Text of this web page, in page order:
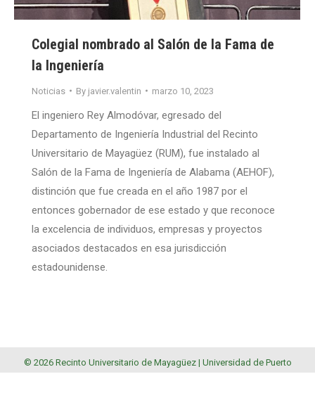
Colegial nombrado al Salón de la Fama de
la Ingeniería
Noticias By javier.valentin marzo 10, 2023
El ingeniero Rey Almodóvar, egresado del
Departamento de Ingeniería Industrial del Recinto
Universitario de Mayagüez (RUM), fue instalado al
Salón de la Fama de Ingeniería de Alabama (AEHOF),
distinción que fue creada en el año 1987 por el
entonces gobernador de ese estado y que reconoce
la excelencia de individuos, empresas y proyectos
asociados destacados en esa jurisdicción
estadounidense.
© 2026 Recinto Universitario de Mayagüez | Universidad de Puerto